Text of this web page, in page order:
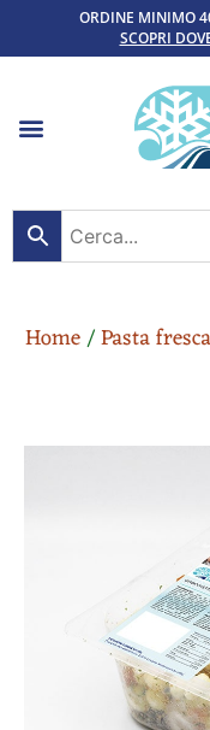
ORDINE MINIMO
SCOPRI
Home/Pasta